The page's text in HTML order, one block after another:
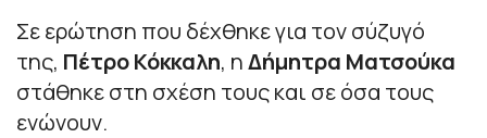
Σε ερώτηση που δέχθηκε για τον σύζυγό
της, Πέτρο Κόκκαλη, ηΔήμητρα Ματσούκα
στάθηκε στη σχέση τους και σε όσα τους
ενώνουν.